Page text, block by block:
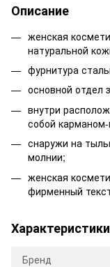
Описание
женская
натуральной
фурнитура
основной отдел
внутри
собой
снаружи на
молнии;
женская
фирменный
Характеристики
Бренд